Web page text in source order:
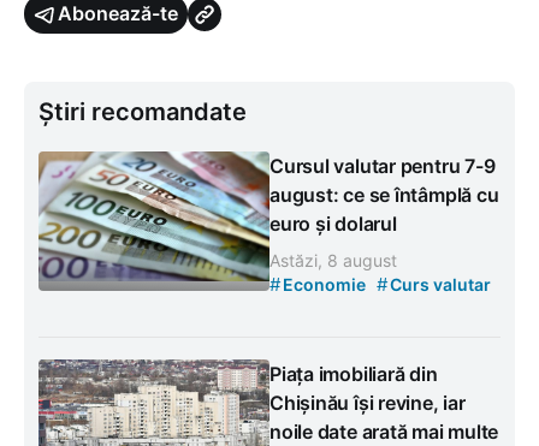
Abonează-te
Știri recomandate
Cursul valutar pentru 7-9
august: ce se întâmplă cu
euro și dolarul
Astăzi, 8 august
#Economie #Curs valutar
Piața imobiliară din
Chișinău își revine, iar
noile date arată mai multe